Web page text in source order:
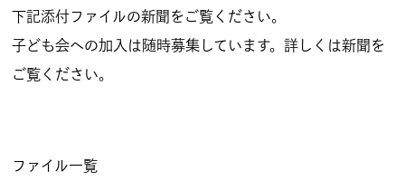
handshake
わくセンネットとは？
登録団体要綱
下記添付ファイルの新聞をご覧ください。
子ども会への加入は随時募集しています。詳しくは新聞を
ご覧ください。
ファイル一覧